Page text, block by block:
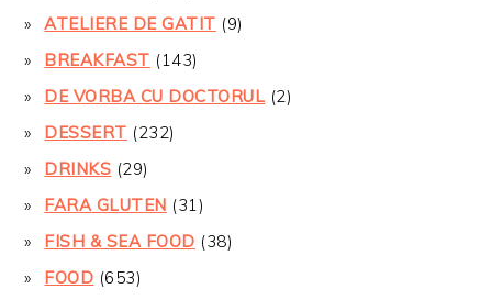
ATELIERE DE GATIT (9)
BREAKFAST (143)
DE VORBA CU DOCTORUL (2)
DESSERT (232)
DRINKS (29)
FARA GLUTEN (31)
FISH & SEA FOOD (38)
FOOD (653)